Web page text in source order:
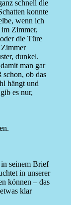
schnell die
konnte
wenn ich
Zimmer,
die Türe
dunkel.
man gar
ob das
hängt und
es nur,
seinem Brief
in unserer
können – das
klar